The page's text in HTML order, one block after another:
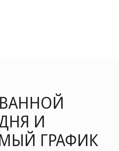
И
ГРАФИК